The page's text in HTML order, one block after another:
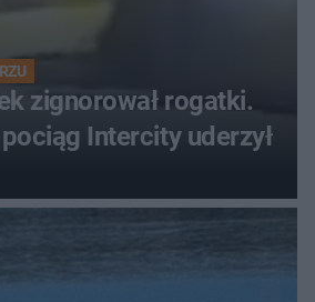
zignorował rogatki.
Intercity uderzył